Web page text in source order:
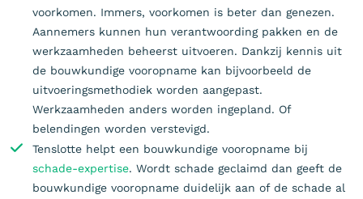
voorkomen. Immers, voorkomen is beter dan genezen.
Aannemers kunnen hun verantwoording pakken en de
werkzaamheden beheerst uitvoeren. Dankzij kennis uit
de bouwkundige vooropname kan bijvoorbeeld de
uitvoeringsmethodiek worden aangepast.
Werkzaamheden anders worden ingepland. Of
belendingen worden verstevigd.
Tenslotte helpt een bouwkundige vooropname bij
schade-expertise. Wordt schade geclaimd dan geeft de
bouwkundige vooropname duidelijk aan of de schade al